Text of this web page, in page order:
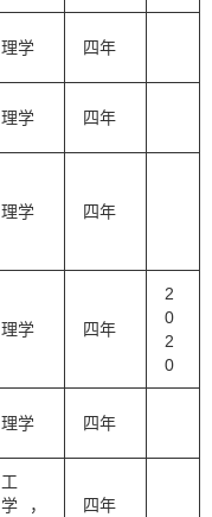
理学 四年
理学 四年
理学 四年
理学 四年
2
0
2
0
理学 四年
工
学，
四年